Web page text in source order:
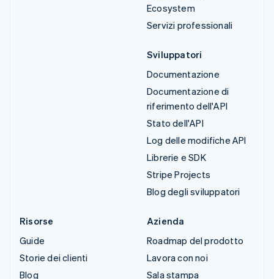
Ecosystem
Servizi professionali
Sviluppatori
Documentazione
Documentazione di
riferimento dell'API
Stato dell'API
Log delle modifiche API
Librerie e SDK
Stripe Projects
Blog degli sviluppatori
Risorse
Guide
Storie dei clienti
Blog
Azienda
Roadmap del prodotto
Lavora con noi
Sala stampa